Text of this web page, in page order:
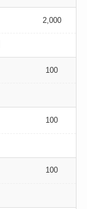
2,000
100
100
100